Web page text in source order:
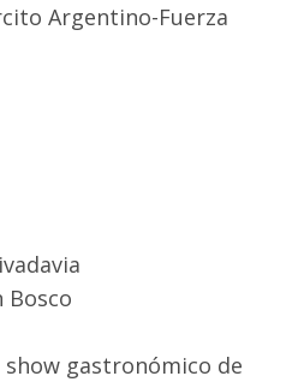
Argentino-Fuerza
Bosco
gastronómico de